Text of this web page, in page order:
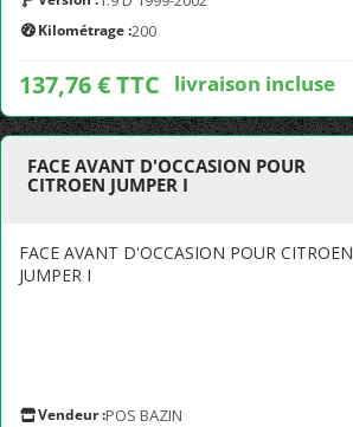
Kilométrage :200
137,76 € TTC livraison incluse
FACE AVANT D'OCCASION POUR
CITROEN JUMPER I
FACE AVANT D'OCCASION POUR CITROEN
JUMPER I
Vendeur :POS BAZIN